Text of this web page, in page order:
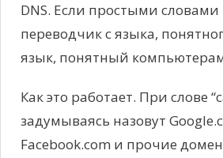
DNS. Если простыми словами
переводчик с языка,
язык, понятный
Как это работает. При слове
задумываясь назовут
Facebook.com и прочие